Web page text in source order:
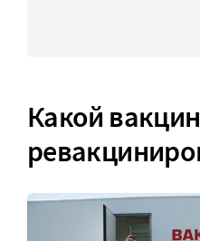
Какой